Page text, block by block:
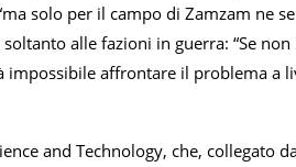
solo per il campo di Zamzam ne
alle fazioni in guerra: “Se
impossibile affrontare il problema a
and Technology, che, collegato